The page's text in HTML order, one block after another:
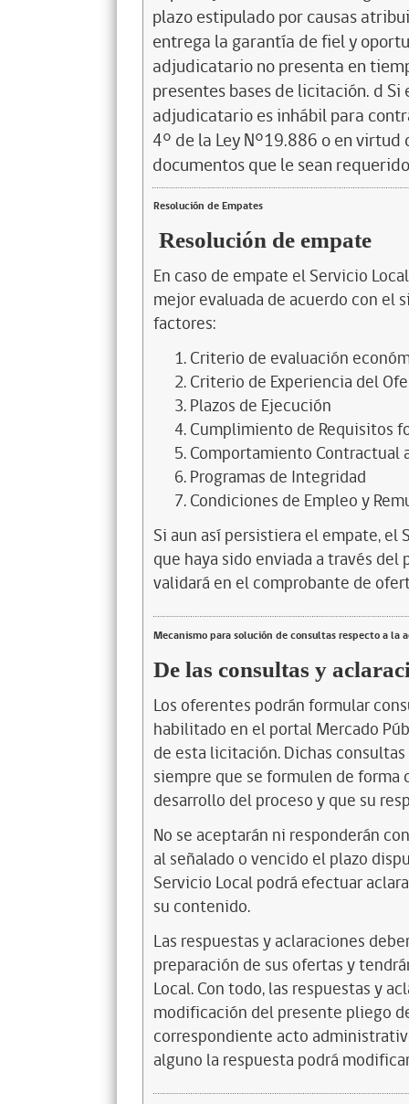
plazo estipulado por causas
entrega la garantía de fiel y
adjudicatario no presenta en
presentes bases de licitación. d
adjudicatario es inhábil para
4° de la Ley N°19.886 o en
documentos que le sean
Resolución de Empates
Resolución de empate
En caso de empate el Servicio
mejor evaluada de acuerdo con el
factores:
Criterio de evaluación
Criterio de Experiencia del
Plazos de Ejecución
Cumplimiento de Requisitos
Comportamiento Contractual
Programas de Integridad
Condiciones de Empleo y
Si aun así persistiera el empate,
que haya sido enviada a través
validará en el comprobante de
Mecanismo para solución de consultas respecto a la
De las consultas y
Los oferentes podrán formular
habilitado en el portal Mercado
de esta licitación. Dichas
siempre que se formulen de
desarrollo del proceso y que su
No se aceptarán ni responderán
al señalado o vencido el plazo
Servicio Local podrá efectuar
su contenido.
Las respuestas y aclaraciones
preparación de sus ofertas y
Local. Con todo, las respuestas y
modificación del presente pliego
correspondiente acto
alguno la respuesta podrá